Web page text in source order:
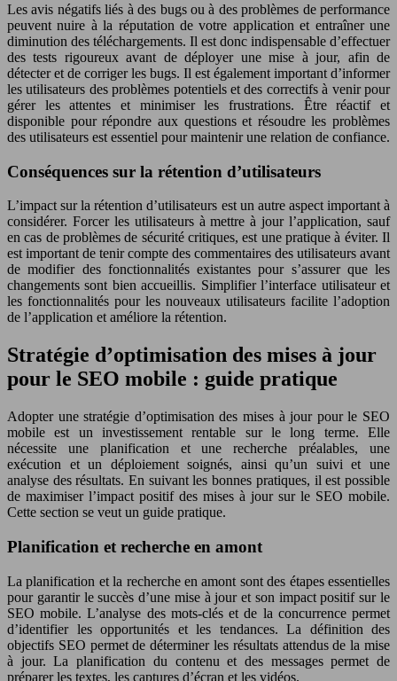
Les avis négatifs liés à des bugs ou à des problèmes de performance
peuvent nuire à la réputation de votre application et entraîner une
diminution des téléchargements. Il est donc indispensable d’effectuer
des tests rigoureux avant de déployer une mise à jour, afin de
détecter et de corriger les bugs. Il est également important d’informer
les utilisateurs des problèmes potentiels et des correctifs à venir pour
gérer les attentes et minimiser les frustrations. Être réactif et
disponible pour répondre aux questions et résoudre les problèmes
des utilisateurs est essentiel pour maintenir une relation de confiance.
Conséquences sur la rétention d’utilisateurs
L’impact sur la rétention d’utilisateurs est un autre aspect important à
considérer. Forcer les utilisateurs à mettre à jour l’application, sauf
en cas de problèmes de sécurité critiques, est une pratique à éviter. Il
est important de tenir compte des commentaires des utilisateurs avant
de modifier des fonctionnalités existantes pour s’assurer que les
changements sont bien accueillis. Simplifier l’interface utilisateur et
les fonctionnalités pour les nouveaux utilisateurs facilite l’adoption
de l’application et améliore la rétention.
Stratégie d’optimisation des mises à jour
pour le SEO mobile : guide pratique
Adopter une stratégie d’optimisation des mises à jour pour le SEO
mobile est un investissement rentable sur le long terme. Elle
nécessite une planification et une recherche préalables, une
exécution et un déploiement soignés, ainsi qu’un suivi et une
analyse des résultats. En suivant les bonnes pratiques, il est possible
de maximiser l’impact positif des mises à jour sur le SEO mobile.
Cette section se veut un guide pratique.
Planification et recherche en amont
La planification et la recherche en amont sont des étapes essentielles
pour garantir le succès d’une mise à jour et son impact positif sur le
SEO mobile. L’analyse des mots-clés et de la concurrence permet
d’identifier les opportunités et les tendances. La définition des
objectifs SEO permet de déterminer les résultats attendus de la mise
à jour. La planification du contenu et des messages permet de
préparer les textes, les captures d’écran et les vidéos.